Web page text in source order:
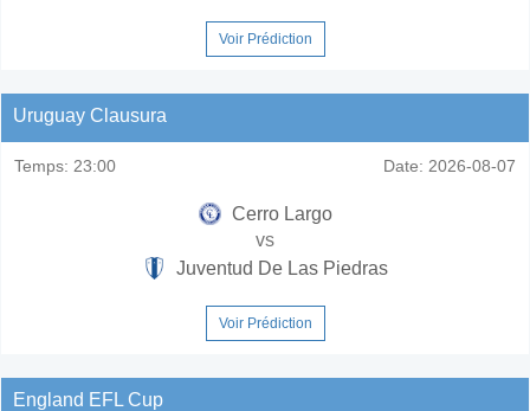
Voir Prédiction
Uruguay Clausura
Temps: 23:00 Date: 2026-08-07
Cerro Largo
vs
Juventud De Las Piedras
Voir Prédiction
England EFL Cup